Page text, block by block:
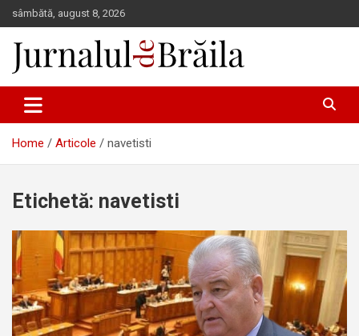
Skip
to
content
sâmbătă, august 8, 2026
Jurnalul de Brăila
Home Articole navetisti
Etichetă: navetisti